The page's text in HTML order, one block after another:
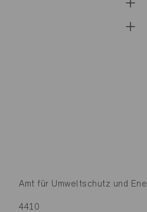
Amt für Umweltschutz und
4410